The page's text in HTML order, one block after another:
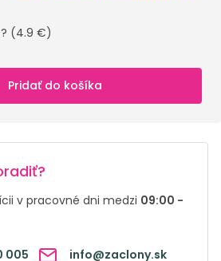
(4.9 €)
Pridať do košíka
v pracovné dni medzi 09:00 -
005 info@zaclony.sk